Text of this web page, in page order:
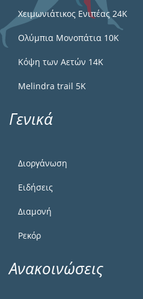
Χειμωνιάτικος Ενιπέας 24Κ
Ολύμπια Μονοπάτια 10Κ
Κόψη των Αετών 14Κ
Melindra trail 5Κ
Γενικά
Διοργάνωση
Ειδήσεις
Διαμονή
Ρεκόρ
Ανακοινώσεις